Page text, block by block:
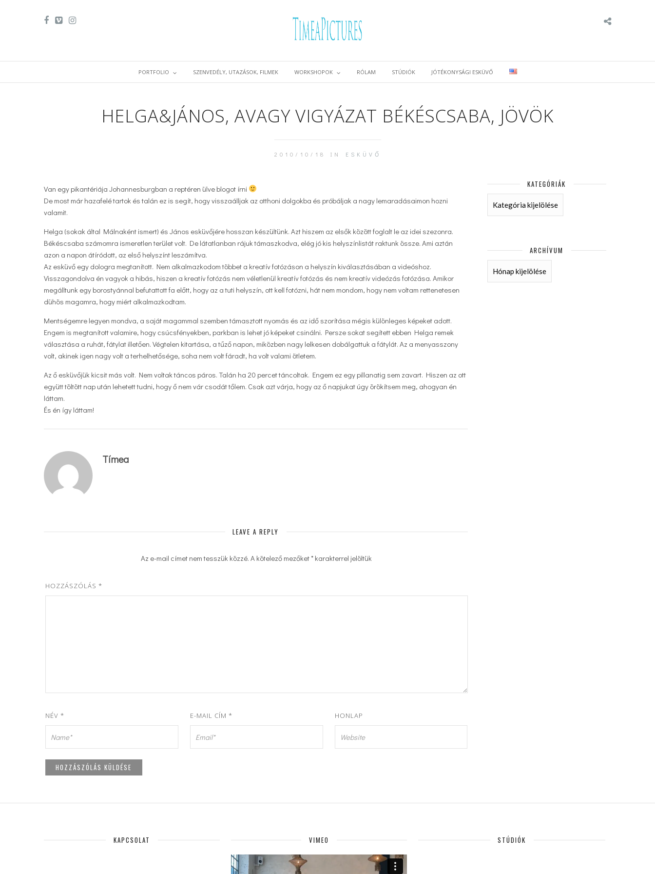
PORTFOLIO SZENVEDÉLY, UTAZÁSOK, FILMEK WORKSHOPOK RÓLAM STÚDIÓK JÓTÉKONYSÁGI ESKÜVŐ
HELGA&JÁNOS, AVAGY VIGYÁZAT BÉKÉSCSABA, JÖVÖK
2010/10/18 IN ESKÜVŐ
Van egy pikantériája Johannesburgban a reptéren ülve blogot írni
De most már hazafelé tartok és talán ez is segít, hogy visszaálljak az otthoni dolgokba és próbáljak a nagy lemaradásaimon hozni
valamit.
Helga (sokak által Málnaként ismert) és János esküvőjére hosszan készültünk. Azt hiszem az elsők között foglalt le az idei szezonra.
Békéscsaba számomra ismeretlen terület volt. De látatlanban rájuk támaszkodva, elég jó kis helyszínlistát raktunk össze. Ami aztán
azon a napon átíródott, az első helyszínt leszámítva.
Az esküvő egy dologra megtanított. Nem alkalmazkodom többet a kreatív fotózáson a helyszín kiválasztásában a videóshoz.
Visszagondolva én vagyok a hibás, hiszen a kreatív fotózás nem véletlenül kreatív fotózás és nem kreatív videózás fotózása. Amikor
megálltunk egy borostyánnal befutattott fa előtt, hogy az a tuti helyszín, ott kell fotózni, hát nem mondom, hogy nem voltam rettenetesen
dühös magamra, hogy miért alkalmazkodtam.
Mentségemre legyen mondva, a saját magammal szemben támasztott nyomás és az idő szorítása mégis különleges képeket adott.
Engem is megtanított valamire, hogy csúcsfényekben, parkban is lehet jó képeket csinálni. Persze sokat segített ebben Helga remek
választása a ruhát, fátylat illetően. Végtelen kitartása, a tűző napon, miközben nagy lelkesen dobálgattuk a fátylát. Az a menyasszony
volt, akinek igen nagy volt a terhelhetősége, soha nem volt fáradt, ha volt valami ötletem.
Az ő esküvőjük kicsit más volt. Nem voltak táncos páros. Talán ha 20 percet táncoltak. Engem ez egy pillanatig sem zavart. Hiszen az ott
együtt töltött nap után lehetett tudni, hogy ő nem vár csodát tőlem. Csak azt várja, hogy az ő napjukat úgy örökítsem meg, ahogyan én
láttam.
És én így láttam!
Tímea
LEAVE A REPLY
Az e-mail címet nem tesszük közzé. A kötelező mezőket* karakterrel jelöltük
HOZZÁSZÓLÁS *
NÉV * E-MAIL CÍM * HONLAP
KATEGÓRIÁK
KATEGÓRIÁK
ARCHÍVUM
ARCHÍVUM
KAPCSOLAT VIMEO STÚDIÓK